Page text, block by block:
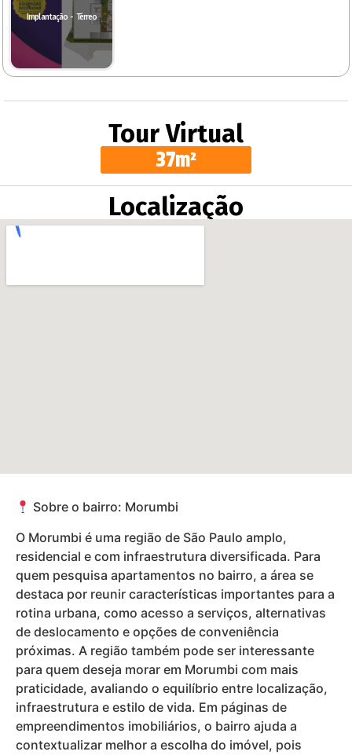
Implantação - Térreo
Tour Virtual
37m²
Localização
Sobre o bairro: Morumbi
O Morumbi é uma região de São Paulo amplo,
residencial e com infraestrutura diversificada. Para
quem pesquisa apartamentos no bairro, a área se
destaca por reunir características importantes para a
rotina urbana, como acesso a serviços, alternativas
de deslocamento e opções de conveniência
próximas. A região também pode ser interessante
para quem deseja morar em Morumbi com mais
praticidade, avaliando o equilíbrio entre localização,
infraestrutura e estilo de vida. Em páginas de
empreendimentos imobiliários, o bairro ajuda a
contextualizar melhor a escolha do imóvel, pois